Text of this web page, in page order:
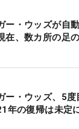
見られず天気
ピードが出て
ばされ、数度
ー・ウッズが自
、数カ所の足
ー・ウッズ、5
の復帰は未定